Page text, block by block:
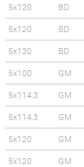
5x120
BD
5x120
BD
5x130
BD
5x100
GM
5x114.3
GM
5x114.3
GM
5x120
GM
5x120
GM